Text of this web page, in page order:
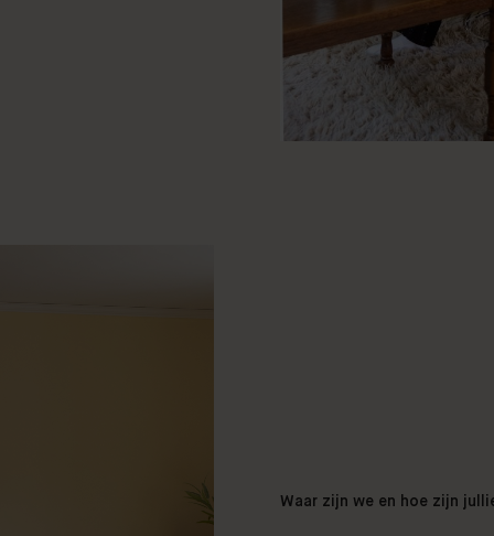
Waar zijn we en hoe zijn